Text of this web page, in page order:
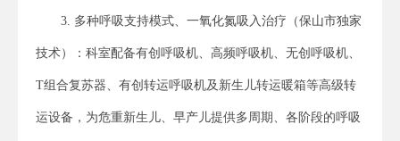
3. 多种呼吸支持模式、一氧化氮吸入治疗（保山市独家
技术）：科室配备有创呼吸机、高频呼吸机、无创呼吸机、
T组合复苏器、有创转运呼吸机及新生儿转运暖箱等高级转
运设备，为危重新生儿、早产儿提供多周期、各阶段的呼吸